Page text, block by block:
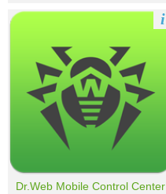
Dr.Web Mobile Control Center
i